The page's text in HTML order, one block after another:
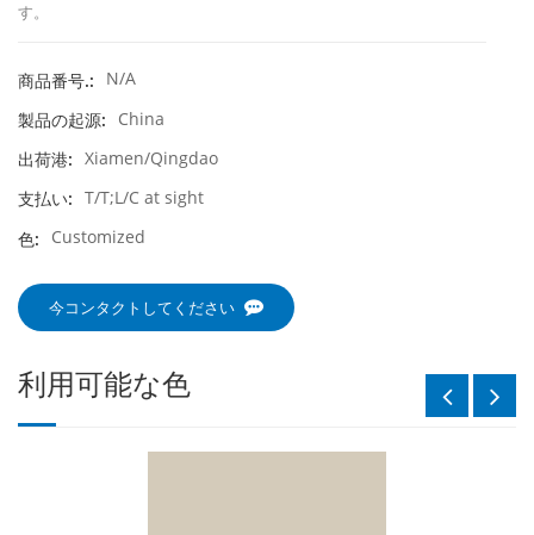
す。
商品番号.:
N/A
製品の起源:
China
出荷港: Xiamen/Qingdao
支払い: T/T;L/C at sight
色:
Customized
今コンタクトしてください
利用可能な色